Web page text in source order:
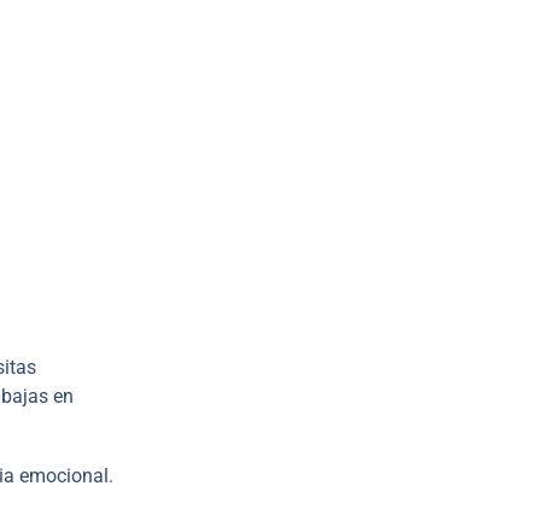
en
emocional.